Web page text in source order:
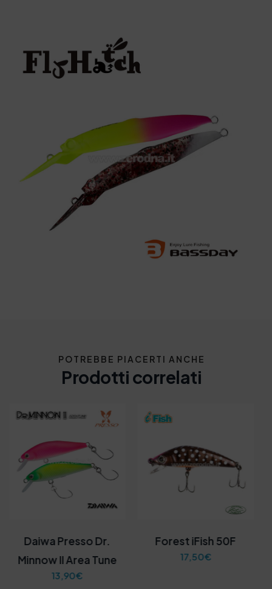
POTREBBE PIACERTI ANCHE
Prodotti correlati
Daiwa Presso Dr.
Minnow II Area Tune
13,90€
Forest iFish 50F
17,50€